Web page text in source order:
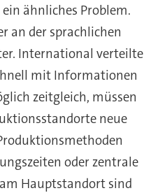
ähnliches Problem.
an der sprachlichen
International verteilte
mit Informationen
zeitgleich, müssen
neue
oder zentrale
Hauptstandort sind